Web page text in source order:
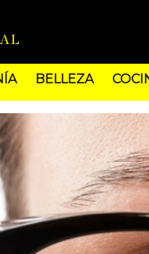
BELLEZA